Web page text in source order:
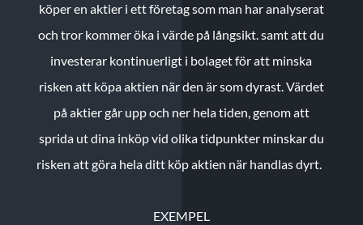
köper en aktier i ett företag som man har analyserat
och tror kommer öka i värde på långsikt. samt att du
investerar kontinuerligt i bolaget för att minska
risken att köpa aktien när den är som dyrast. Värdet
på aktier går upp och ner hela tiden, genom att
sprida ut dina inköp vid olika tidpunkter minskar du
risken att göra hela ditt köp aktien när handlas dyrt.
EXEMPEL